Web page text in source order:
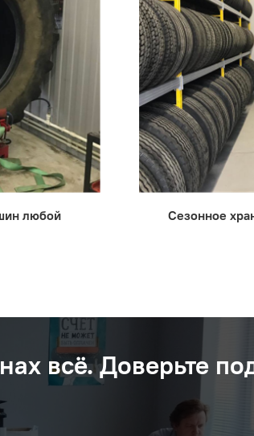
любой
Сезонное
вcё. Доверьте